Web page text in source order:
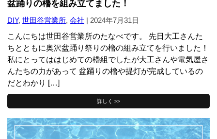
盆踊りの櫓を組み立てました！
DIY, 世田谷営業所, 会社 | 2024年7月31日
こんにちは世田谷営業所のたなべです。 先日大工さんた
ちとともに奥沢盆踊り祭りの櫓の組み立てを行いました！
私にとってははじめての櫓組でしたが大工さんや電気屋さ
んたちの力があって 盆踊りの櫓や提灯が完成しているの
だとわかり […]
詳しく >>